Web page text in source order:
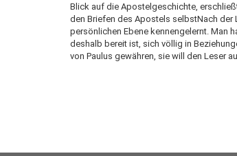
Blick auf die Apostelgeschichte,
den Briefen des Apostels selbstNach der
persönlichen Ebene kennengelernt. Man
deshalb bereit ist, sich völlig in
von Paulus gewähren, sie will den Leser